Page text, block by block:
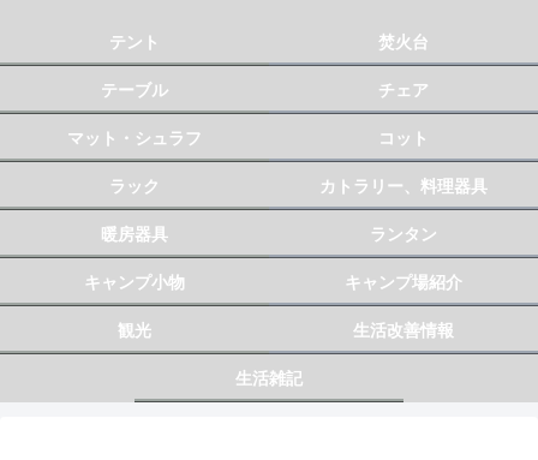
テント 焚火台
テーブル チェア
マット・シュラフ コット
ラック カトラリー、料理器具
暖房器具 ランタン
キャンプ小物 キャンプ場紹介
観光 生活改善情報
生活雑記